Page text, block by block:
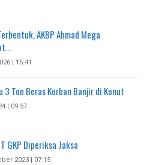
AKBP Ahmad Mega
| 15:41
3 Ton Beras Korban Banjir di Konut
| 09:57
GKP Diperiksa Jaksa
2023 | 07:15